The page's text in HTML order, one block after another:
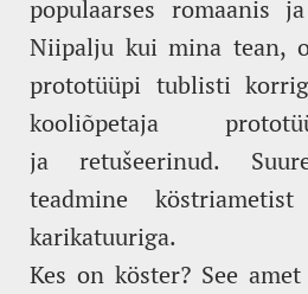
populaarses romaanis
Niipalju kui mina tean,
prototüüpi tublisti
kooliõpetaja
ja retušeerinud.
teadmine
karikatuuriga.
Kes on köster? See